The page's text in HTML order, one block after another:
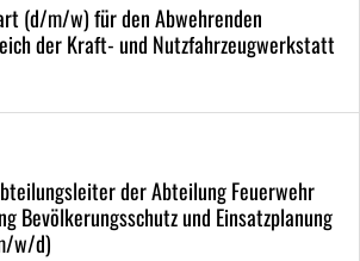
(d/m/w) für den Abwehrenden
der Kraft- und Nutzfahrzeugwerkstatt
der Abteilung Feuerwehr
Bevölkerungsschutz und Einsatzplanung
w/d)